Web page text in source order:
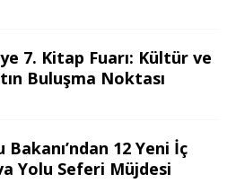
7. Kitap Fuarı: Kültür ve
Buluşma Noktası
Bakanı’ndan 12 Yeni İç
Yolu Seferi Müjdesi